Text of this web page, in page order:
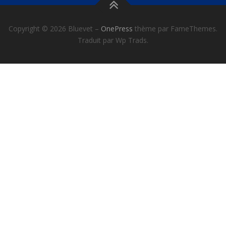
Copyright © 2026 Bluevet – OnePress thème par FameThemes.
Traduit par Wp Trads.